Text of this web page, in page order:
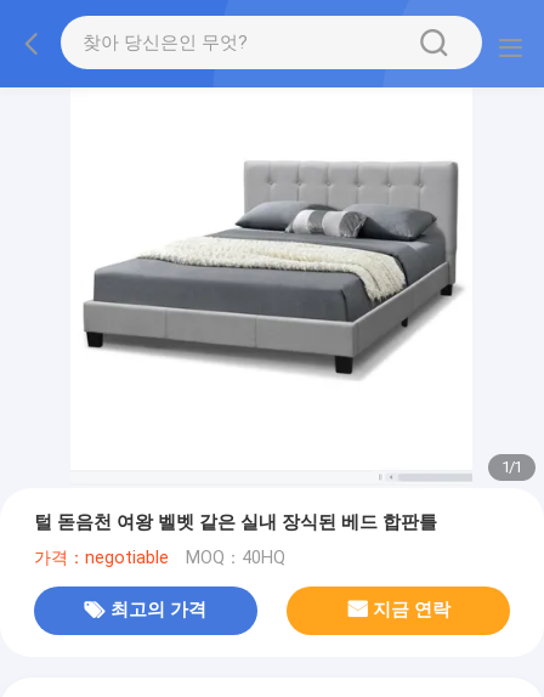
1/1
털 돋음천 여왕 벨벳 같은 실내 장식된 베드 합판틀
가격：negotiable MOQ：40HQ
최고의 가격 지금 연락